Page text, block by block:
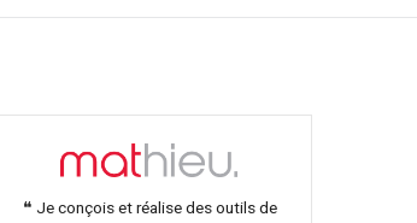
❝ Je conçois et réalise des outils de